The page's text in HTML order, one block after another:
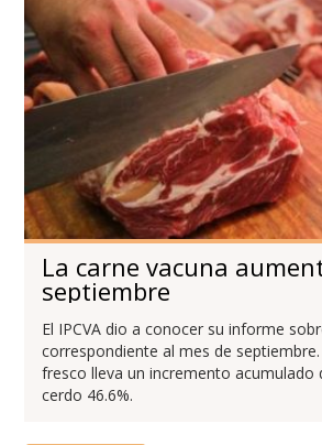
La carne vacuna
septiembre
El IPCVA dio a conocer su informe
correspondiente al mes de
fresco lleva un incremento acumulado
cerdo 46.6%.